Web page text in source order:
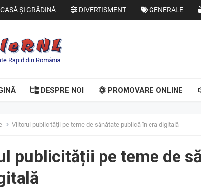
CASĂ ȘI GRĂDINĂ DIVERTISMENT GENERALE
DESPRE NOI PROMOVARE ONLINE
Viitorul publicității pe teme de sănătate publică în era digitală
publicității pe teme de